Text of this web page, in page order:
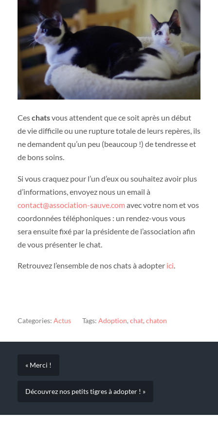
Ceschatsvous attendent que ce soit après un début
de vie difficile ou une rupture totale de leurs repères, ils
ne demandent qu’un peu (beaucoup !) de tendresse et
de bons soins.
Si vous craquez pour l’un d’eux ou souhaitez avoir plus
d’informations, envoyez nous un email à
contact@association-sauve.com avec votre nom et vos
coordonnées téléphoniques : un rendez-vous vous
sera ensuite fixé par la présidente de l’association afin
de vous présenter le chat.
Retrouvez l’ensemble de nos chats à adopter ici
Categories: Actus Tags: Adoption, chat, chaton
« Merci !
Découvrez nos petits tigres à adopter ! »